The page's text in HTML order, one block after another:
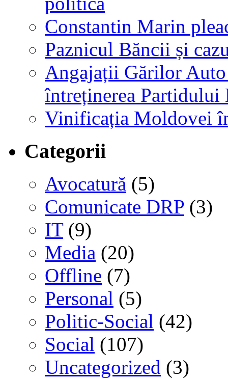
Constantin Marin
Paznicul Băncii și
Angajații Gărilor Auto
întreținerea Partidului
Vinificația Moldovei
Categorii
Avocatură (5)
Comunicate DRP (3)
IT(9)
Media (20)
Offline (7)
Personal (5)
Politic-Social (42)
Social (107)
Uncategorized (3)